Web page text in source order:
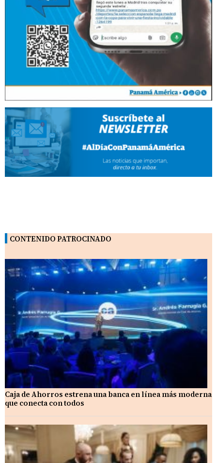
CONTENIDO PATROCINADO
Caja de Ahorros estrena una banca en línea más moderna
que conecta con todos